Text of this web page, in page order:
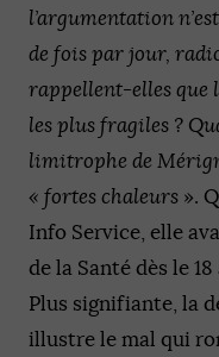
l’argumentation
de fois par jour,
rappellent-elles que
les plus fragiles ?
limitrophe de
« fortes chaleurs ».
Info Service, elle
de la Santé dès le
Plus signifiante, la
illustre le mal qui